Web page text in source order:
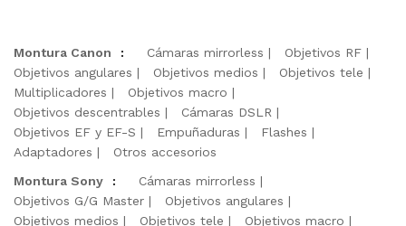
Montura Canon : Cámaras mirrorless
Objetivos RF
Objetivos angulares
Objetivos medios
Objetivos tele
Multiplicadores
Objetivos macro
Objetivos descentrables
Cámaras DSLR
Objetivos EF y EF-S
Empuñaduras
Flashes
Adaptadores
Otros accesorios
Montura Sony
:
Cámaras mirrorless
Objetivos G/G Master
Objetivos angulares
Objetivos medios
Objetivos tele
Objetivos macro